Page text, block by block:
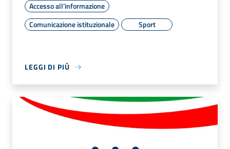
Accesso all'informazione
Comunicazione istituzionale
Sport
LEGGI DI PIÙ